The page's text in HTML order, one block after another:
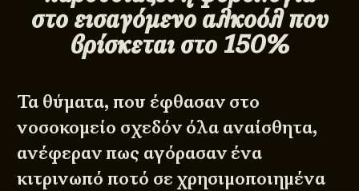
στο εισαγόμενο αλκοόλ που
βρίσκεται στο 150%
Τα θύματα, που έφθασαν στο
νοσοκομείο σχεδόν όλα αναίσθητα,
ανέφεραν πως αγόρασαν ένα
κιτρινωπό ποτό σε χρησιμοποιημένα